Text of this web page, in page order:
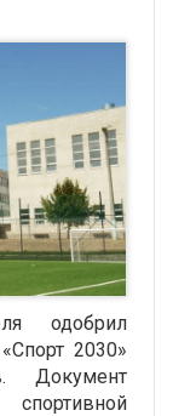
одобрил
2030»
Документ